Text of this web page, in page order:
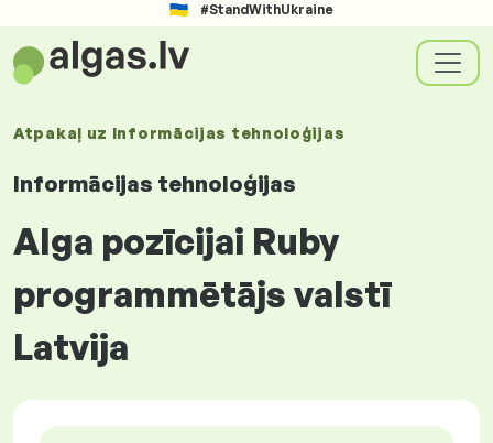
#StandWithUkraine
Atpakaļ uz Informācijas tehnoloģijas
Informācijas tehnoloģijas
Alga pozīcijai Ruby
programmētājs valstī
Latvija